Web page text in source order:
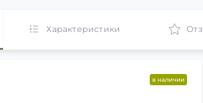
Характеристики
в наличии